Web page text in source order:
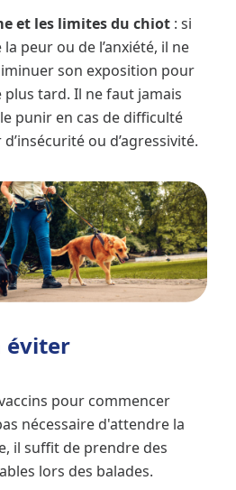
et les limites du chiot : si
peur ou de l’anxiété, il ne
son exposition pour
plus tard. Il ne faut jamais
punir en cas de difficulté
ou d’agressivité.
éviter
pour commencer
nécessaire d'attendre la
il suffit de prendre des
lors des balades.